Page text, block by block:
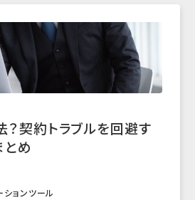
契約トラブルを回避す
め
ションツール